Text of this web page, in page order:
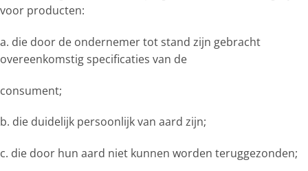
voor producten:
a. die door de ondernemer tot stand zijn gebracht
overeenkomstig specificaties van de
consument;
b. die duidelijk persoonlijk van aard zijn;
c. die door hun aard niet kunnen worden teruggezonden;